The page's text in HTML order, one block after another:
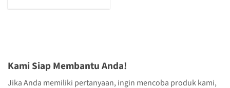
Kami Siap Membantu Anda!
Jika Anda memiliki pertanyaan, ingin mencoba produk kami,